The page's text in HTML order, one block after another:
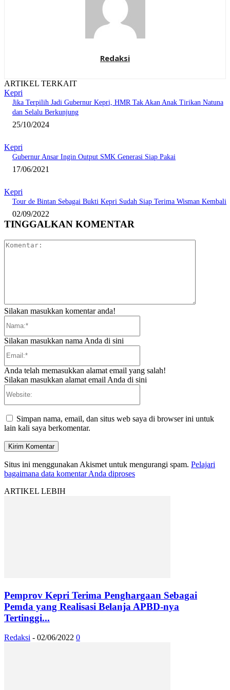
Redaksi
ARTIKEL TERKAIT
Kepri
Jika Terpilih Jadi Gubernur Kepri, HMR Tak Akan Anak Tirikan Natuna
dan Selalu Berkunjung
25/10/2024
Kepri
Gubernur Ansar Ingin Output SMK Generasi Siap Pakai
17/06/2021
Kepri
Tour de Bintan Sebagai Bukti Kepri Sudah Siap Terima Wisman Kembali
02/09/2022
TINGGALKAN KOMENTAR
Silakan masukkan komentar anda!
Silakan masukkan nama Anda di sini
Anda telah memasukkan alamat email yang salah!
Silakan masukkan alamat email Anda di sini
Simpan nama, email, dan situs web saya di browser ini untuk
lain kali saya berkomentar.
Situs ini menggunakan Akismet untuk mengurangi spam. Pelajari
bagaimana data komentar Anda diproses
ARTIKEL LEBIH
Pemprov Kepri Terima Penghargaan Sebagai
Pemda yang Realisasi Belanja APBD-nya
Tertinggi...
Redaksi - 02/06/2022 0